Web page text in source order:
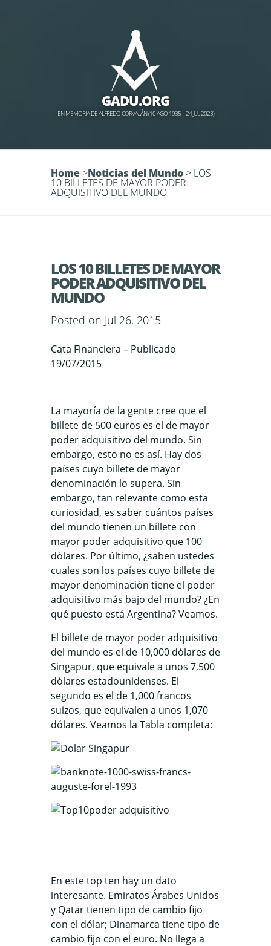
GADU.ORG
EN MEMORIA DE ALFREDO CORVALÁN (10 AGO 1935 – 24 JUL 2023)
Home >Noticias del Mundo > LOS
10 BILLETES DE MAYOR PODER
ADQUISITIVO DEL MUNDO
LOS 10 BILLETES DE MAYOR
PODER ADQUISITIVO DEL
MUNDO
Posted on Jul 26, 2015
Cata Financiera – Publicado
19/07/2015
La mayoría de la gente cree que el
billete de 500 euros es el de mayor
poder adquisitivo del mundo. Sin
embargo, esto no es así. Hay dos
países cuyo billete de mayor
denominación lo supera. Sin
embargo, tan relevante como esta
curiosidad, es saber cuántos países
del mundo tienen un billete con
mayor poder adquisitivo que 100
dólares. Por último, ¿saben ustedes
cuales son los países cuyo billete de
mayor denominación tiene el poder
adquisitivo más bajo del mundo? ¿En
qué puesto está Argentina? Veamos.
El billete de mayor poder adquisitivo
del mundo es el de 10,000 dólares de
Singapur, que equivale a unos 7,500
dólares estadounidenses. El
segundo es el de 1,000 francos
suizos, que equivalen a unos 1,070
dólares. Veamos la Tabla completa:
En este top ten hay un dato
interesante. Emiratos Árabes Unidos
y Qatar tienen tipo de cambio fijo
con el dólar; Dinamarca tiene tipo de
cambio fijo con el euro. No llega a